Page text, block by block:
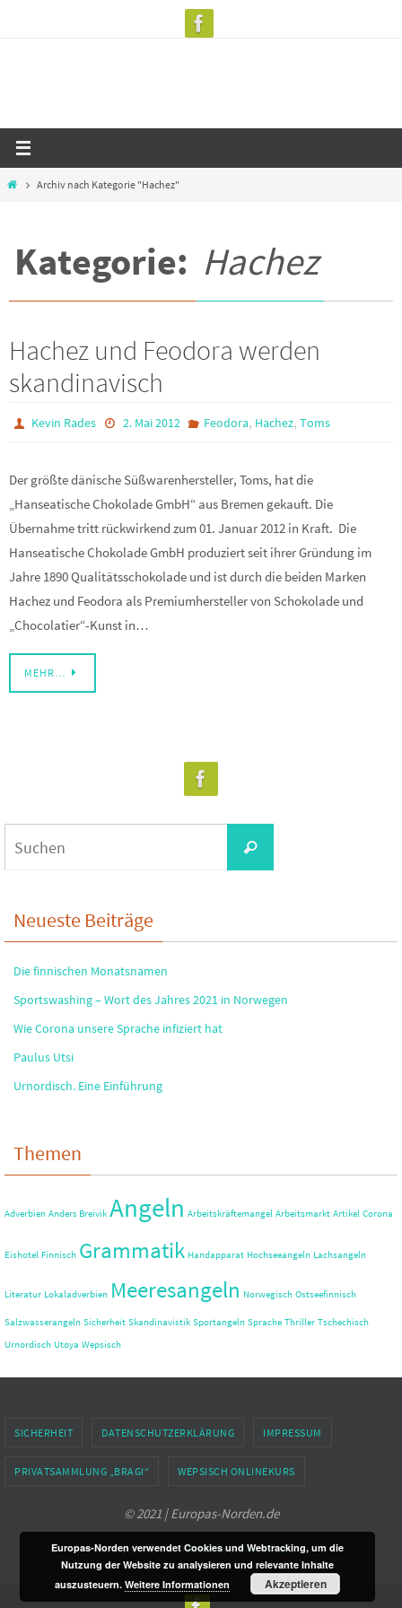
StartArchiv nach Kategorie "Hachez"
Kategorie: Hachez
Hachez und Feodora werden
skandinavisch
Kevin Rades 2. Mai 2012 Feodora, Hachez, Toms
Der größte dänische Süßwarenhersteller, Toms, hat die
„Hanseatische Chokolade GmbH“ aus Bremen gekauft. Die
Übernahme tritt rückwirkend zum 01. Januar 2012 in Kraft. Die
Hanseatische Chokolade GmbH produziert seit ihrer Gründung im
Jahre 1890 Qualitätsschokolade und ist durch die beiden Marken
Hachez und Feodora als Premiumhersteller von Schokolade und
„Chocolatier“-Kunst in…
MEHR…
Suchen
Neueste Beiträge
Die finnischen Monatsnamen
Sportswashing – Wort des Jahres 2021 in Norwegen
Wie Corona unsere Sprache infiziert hat
Paulus Utsi
Urnordisch. Eine Einführung
Themen
Adverbien Anders Breivik Angeln Arbeitskräftemangel Arbeitsmarkt Artikel Corona
Eishotel Finnisch Grammatik Handapparat Hochseeangeln Lachsangeln
Literatur Lokaladverbien Meeresangeln Norwegisch Ostseefinnisch
Salzwasserangeln Sicherheit Skandinavistik Sportangeln Sprache Thriller Tschechisch
Urnordisch Utøya Wepsisch
SICHERHEIT DATENSCHUTZERKLÄRUNG IMPRESSUM
PRIVATSAMMLUNG „BRAGI“ WEPSISCH ONLINEKURS
© 2021 | Europas-Norden.de
Präsentiert vonNirvana&WordPress.
Europas-Norden verwendet Cookies und Webtracking, um die
Nutzung der Website zu analysieren und relevante Inhalte
auszusteuern.Weitere Informationen Akzeptieren